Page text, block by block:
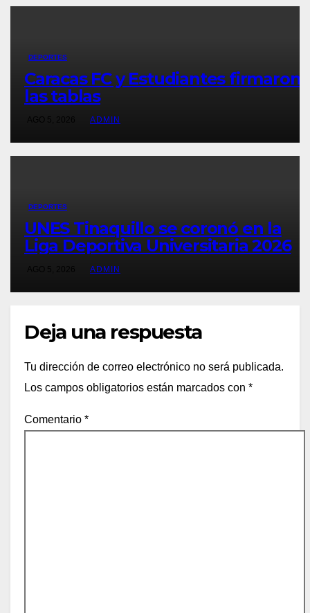
DEPORTES
Caracas FC y Estudiantes firmaron
las tablas
ADMIN
DEPORTES
UNES Tinaquillo se coronó en la
Liga Deportiva Universitaria 2026
ADMIN
Deja una respuesta
Tu dirección de correo electrónico no será publicada.
Los campos obligatorios están marcados con *
Comentario *